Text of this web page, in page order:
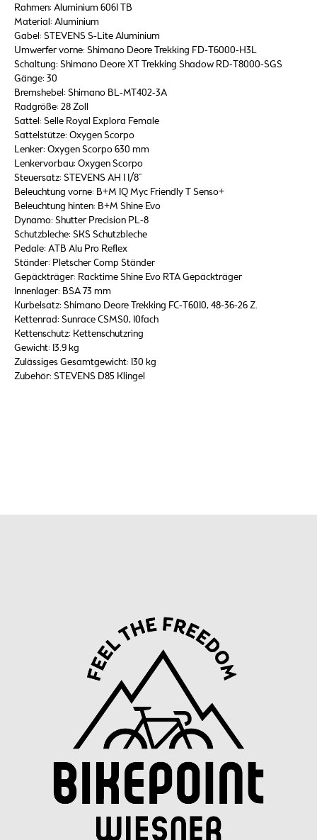
Rahmen: Aluminium 6061 TB
Material: Aluminium
Gabel: STEVENS S-Lite Aluminium
Umwerfer vorne: Shimano Deore Trekking FD-T6000-H3L
Schaltung: Shimano Deore XT Trekking Shadow RD-T8000-SGS
Gänge: 30
Bremshebel: Shimano BL-MT402-3A
Radgröße: 28 Zoll
Sattel: Selle Royal Explora Female
Sattelstütze: Oxygen Scorpo
Lenker: Oxygen Scorpo 630 mm
Lenkervorbau: Oxygen Scorpo
Steuersatz: STEVENS AH 1 1/8"
Beleuchtung vorne: B+M IQ Myc Friendly T Senso+
Beleuchtung hinten: B+M Shine Evo
Dynamo: Shutter Precision PL-8
Schutzbleche: SKS Schutzbleche
Pedale: ATB Alu Pro Reflex
Ständer: Pletscher Comp Ständer
Gepäckträger: Racktime Shine Evo RTA Gepäckträger
Innenlager: BSA 73 mm
Kurbelsatz: Shimano Deore Trekking FC-T6010, 48-36-26 Z.
Kettenrad: Sunrace CSMS0, 10fach
Kettenschutz: Kettenschutzring
Gewicht: 13.9 kg
Zulässiges Gesamtgewicht: 130 kg
Zubehör: STEVENS D85 Klingel